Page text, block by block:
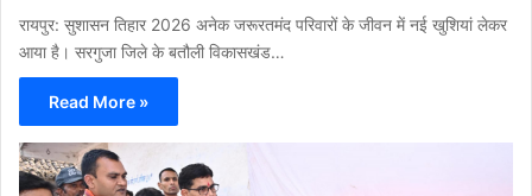
रायपुर: सुशासन तिहार 2026 अनेक जरूरतमंद परिवारों के जीवन में नई खुशियां लेकर
आया है। सरगुजा जिले के बतौली विकासखंड…
Read More »